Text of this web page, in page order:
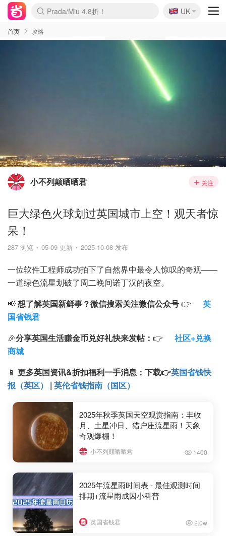
Prada/Miu 4.8折！
🇬🇧
UK
首页 攻略
小不列颠晒晒君 关注
巨大绿色火球划过英国城市上空！观天者惊
呆！
287 浏览 05-09 更新 2025-10-08 发布
一位软件工程师成功拍下了自然界中最令人惊叹的奇观——
一道绿色流星划破了周二晚间诺丁汉的夜空。
📢想了解英国新鲜事？微信搜索关注微信公众号👉
英
国省钱君
🎉分享英国生活赚金币兑好礼快来发帖： 👉
社区+兑换
商城
📱 更多英国资讯&折扣福利一手消息： 下载👉英国省钱快
报（英区）
| 英伦省钱指南（国区）
2025年秋季英国天空观赏指南：丰收
月、土星冲日、猎户座流星雨！天象
奇观爆棚！
小不列颠晒晒君 1400
2025年流星雨时间表 - 最佳观测时间
排期+流星雨成因小科普
英国省钱君 2.0w